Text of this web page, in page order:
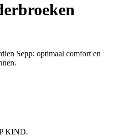
Sepp: optimaal comfort en
KIND.